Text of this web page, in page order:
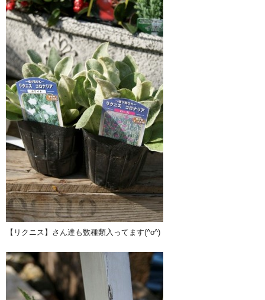
【リクニス】さん達も数種類入ってます(^o^)